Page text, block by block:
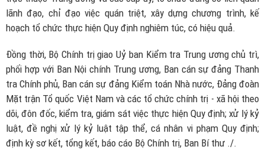
lãnh đạo, chỉ đạo việc quán triệt, xây dựng chương trình, kế
hoạch tổ chức thực hiện Quy định nghiêm túc, có hiệu quả.
Đồng thời, Bộ Chính trị giao Uỷ ban Kiểm tra Trung ương chủ trì,
phối hợp với Ban Nội chính Trung ương, Ban cán sự đảng Thanh
tra Chính phủ, Ban cán sự đảng Kiểm toán Nhà nước, Đảng đoàn
Mặt trận Tổ quốc Việt Nam và các tổ chức chính trị - xã hội theo
dõi, đôn đốc, kiểm tra, giám sát việc thực hiện Quy định; xử lý kỷ
luật, đề nghị xử lý kỷ luật tập thể, cá nhân vi phạm Quy định;
định kỳ sơ kết, tổng kết, báo cáo Bộ Chính trị, Ban Bí thư ./.